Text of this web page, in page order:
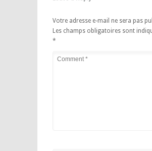
Votre adresse e-mail ne sera pas
Les champs obligatoires sont
*